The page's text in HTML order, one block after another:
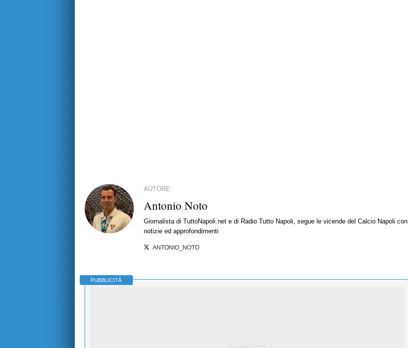
AUTORE
Antonio Noto
Giornalista di TuttoNapoli.net e di Radio Tutto Napoli, segue le vicende del Calcio Napoli con
notizie ed approfondimenti
ANTONIO_NOTO
PUBBLICITÀ